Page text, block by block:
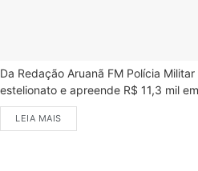
Da Redação Aruanã FM Polícia
estelionato e apreende R$ 11,3 mil
LEIA MAIS